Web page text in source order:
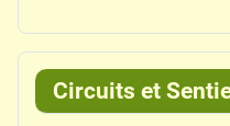
Circuits et